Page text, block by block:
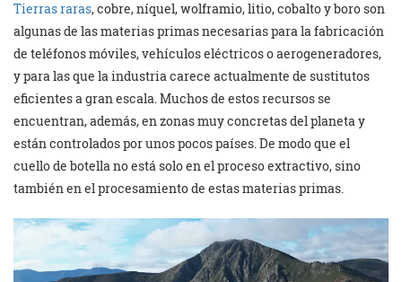
Tierras raras, cobre, níquel, wolframio, litio, cobalto y boro son
algunas de las materias primas necesarias para la fabricación
de teléfonos móviles, vehículos eléctricos o aerogeneradores,
y para las que la industria carece actualmente de sustitutos
eficientes a gran escala. Muchos de estos recursos se
encuentran, además, en zonas muy concretas del planeta y
están controlados por unos pocos países. De modo que el
cuello de botella no está solo en el proceso extractivo, sino
también en el procesamiento de estas materias primas.